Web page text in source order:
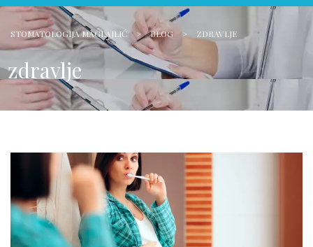
STOMATOLOGIJA MAGLAJLIĆ > BLOG > ZDRAVLJE
zdravlje